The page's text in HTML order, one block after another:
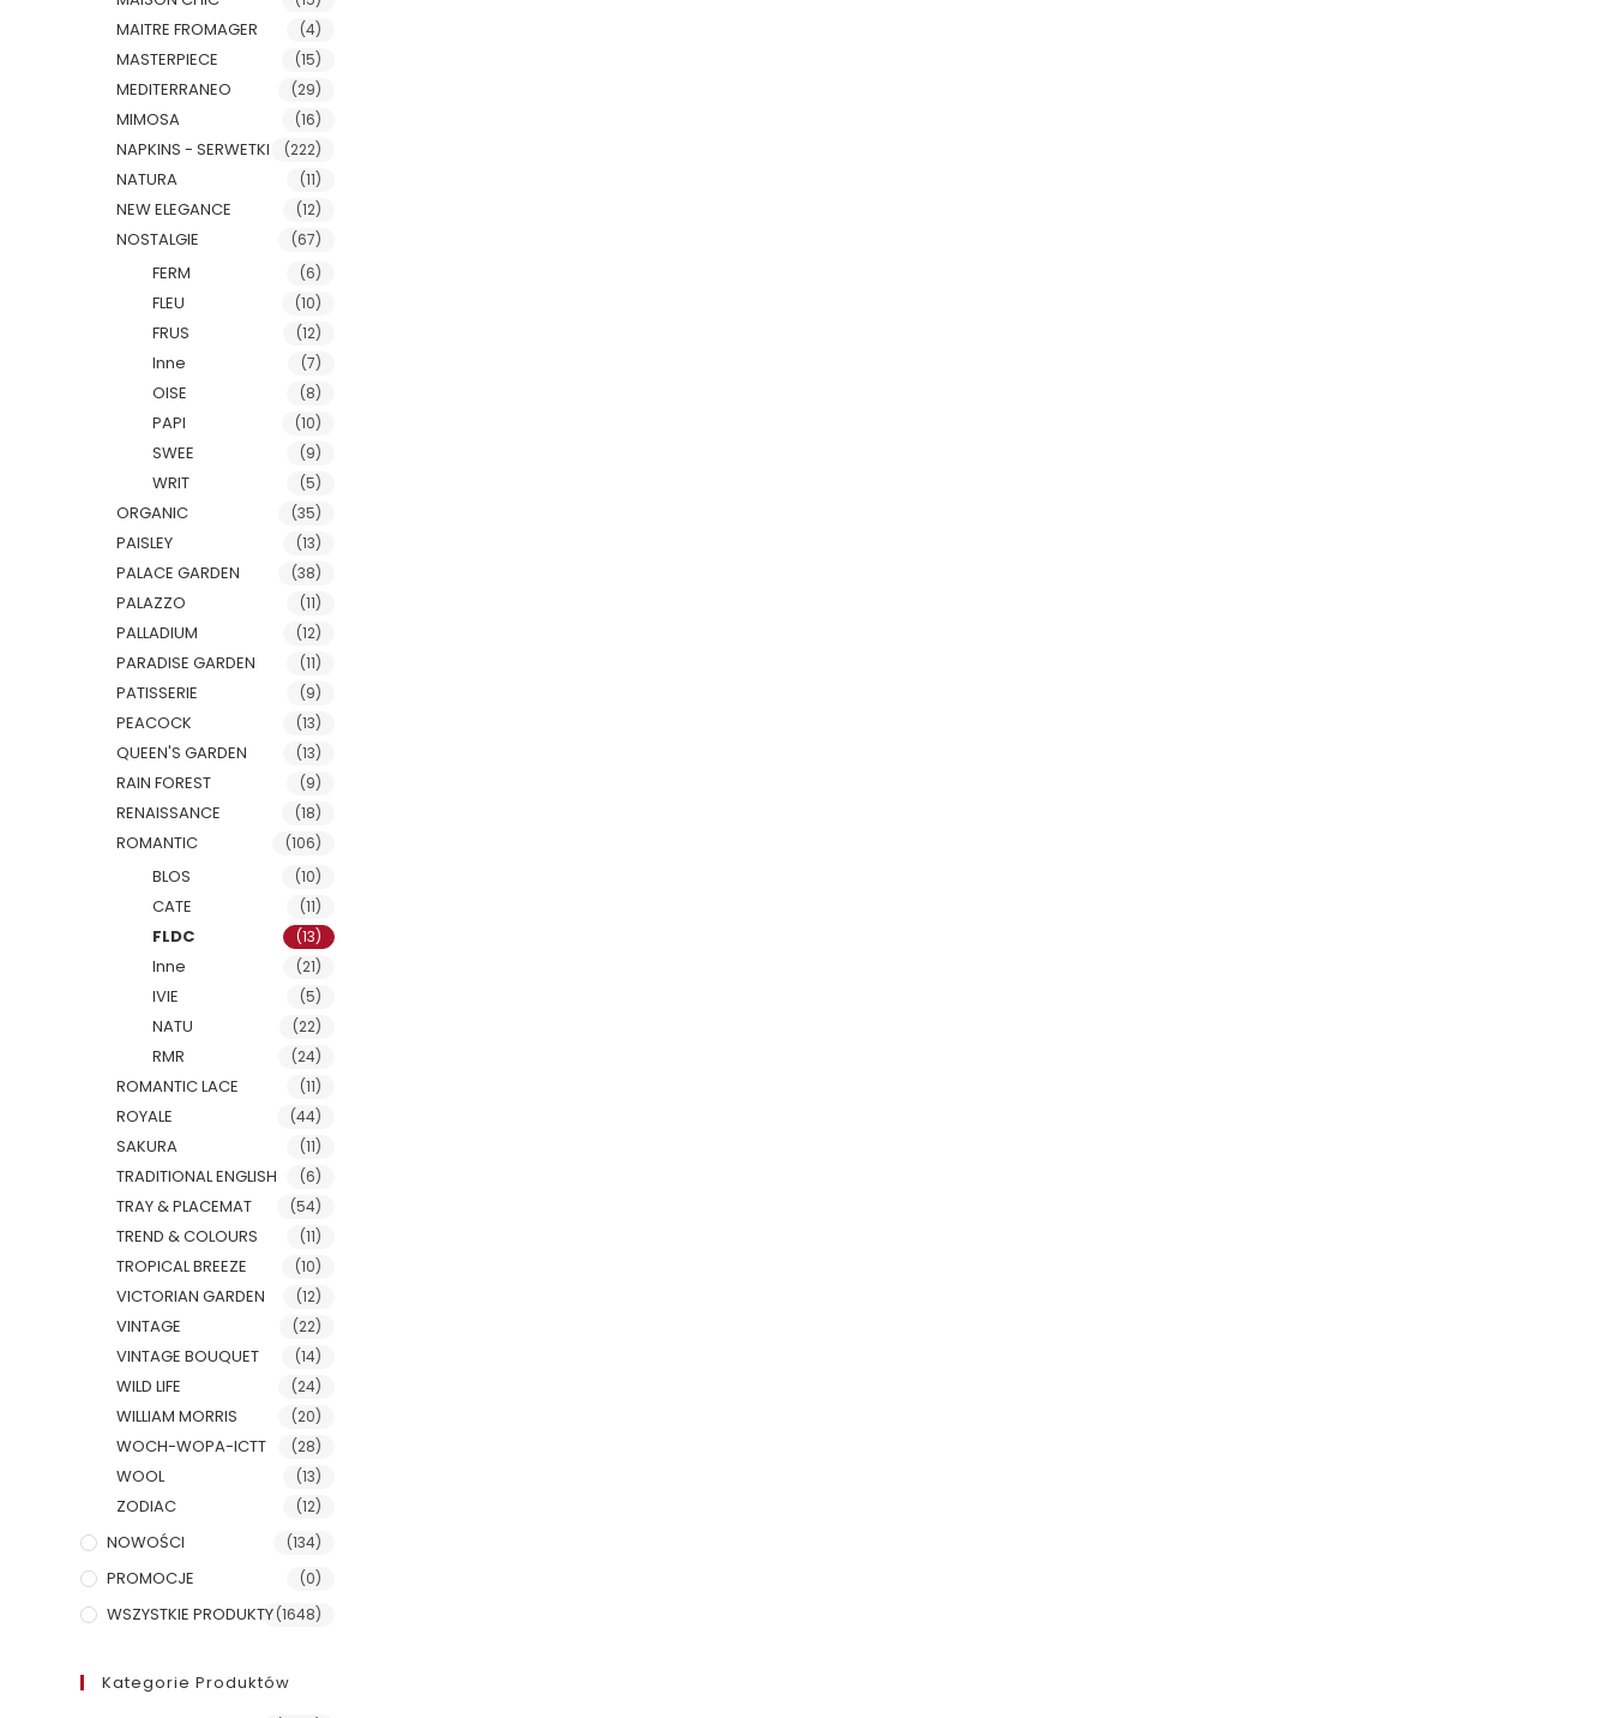
MAITRE FROMAGER (4)
MASTERPIECE (15)
MEDITERRANEO (29)
MIMOSA (16)
NAPKINS - SERWETKI (222)
NATURA (11)
NEW ELEGANCE (12)
NOSTALGIE (67)
FERM (6)
FLEU (10)
FRUS (12)
Inne (7)
OISE (8)
PAPI (10)
SWEE (9)
WRIT (5)
ORGANIC (35)
PAISLEY (13)
PALACE GARDEN (38)
PALAZZO (11)
PALLADIUM (12)
PARADISE GARDEN (11)
PATISSERIE (9)
PEACOCK (13)
QUEEN'S GARDEN (13)
RAIN FOREST (9)
RENAISSANCE (18)
ROMANTIC (106)
BLOS (10)
CATE (11)
FLDC (13)
Inne (21)
IVIE (5)
NATU (22)
RMR (24)
ROMANTIC LACE (11)
ROYALE (44)
SAKURA (11)
TRADITIONAL ENGLISH (6)
TRAY & PLACEMAT (54)
TREND & COLOURS (11)
TROPICAL BREEZE (10)
VICTORIAN GARDEN (12)
VINTAGE (22)
VINTAGE BOUQUET (14)
WILD LIFE (24)
WILLIAM MORRIS (20)
WOCH-WOPA-ICTT (28)
WOOL (13)
ZODIAC (12)
NOWOŚCI (134)
PROMOCJE (0)
WSZYSTKIE PRODUKTY(1648)
Kategorie Produktów